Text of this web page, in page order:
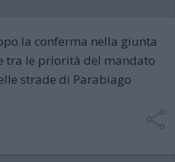
la conferma nella giunta
tra le priorità del mandato
strade di Parabiago